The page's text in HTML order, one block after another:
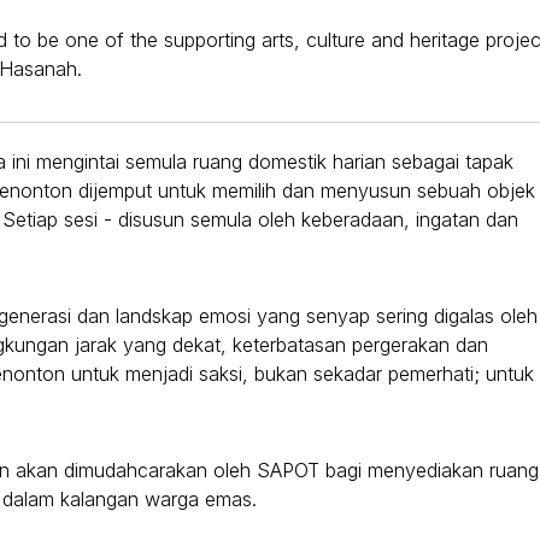
to be one of the supporting arts, culture and heritage
mengintai semula ruang domestik harian sebagai tapak
dijemput untuk memilih dan menyusun sebuah objek
sesi - disusun semula oleh keberadaan, ingatan dan
dan landskap emosi yang senyap sering digalas oleh
jarak yang dekat, keterbatasan pergerakan dan
untuk menjadi saksi, bukan sekadar pemerhati; untuk
dimudahcarakan oleh SAPOT bagi menyediakan ruang
kalangan warga emas.